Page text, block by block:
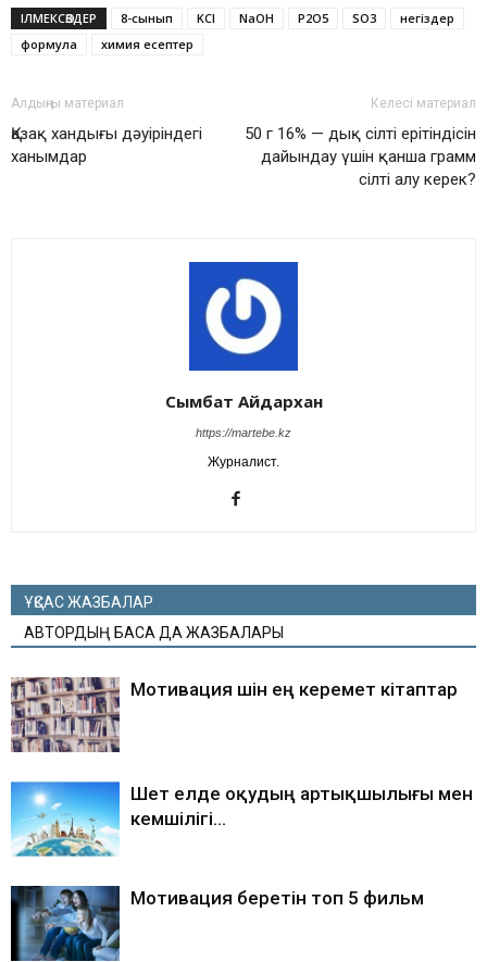
ІЛМЕКСӨЗДЕР 8-сынып KCl NaOH P2O5 SO3
негіздер
формула
химия есептер
Алдыңғы материал
Қазақ хандығы дәуіріндегі
ханымдар
Келесі материал
50 г 16% — дық сілті ерітіндісін
дайындау үшін қанша грамм
сілті алу керек?
Сымбат Айдархан
https://martebe.kz
Журналист.
ҰҚСАС ЖАЗБАЛАР
АВТОРДЫҢ БАСҚА ДА ЖАЗБАЛАРЫ
Мотивация үшін ең керемет кітаптар
Шет елде оқудың артықшылығы мен
кемшілігі…
Мотивация беретін топ 5 фильм